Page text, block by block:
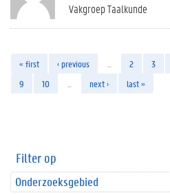
Vakgroep Taalkunde
« first ‹ previous 2 3
9
10 next › last »
Filter op
Onderzoeksgebied